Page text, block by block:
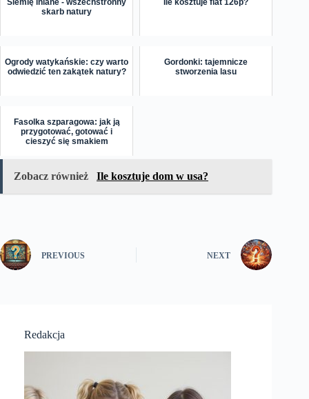
Siemię lniane - wszechstronny
skarb natury
Ile kosztuje fiat 126p?
Ogrody watykańskie: czy warto
odwiedzić ten zakątek natury?
Gordonki: tajemnicze
stworzenia lasu
Fasolka szparagowa: jak ją
przygotować, gotować i
cieszyć się smakiem
Zobacz również Ile kosztuje dom w usa?
PREVIOUS NEXT
Redakcja